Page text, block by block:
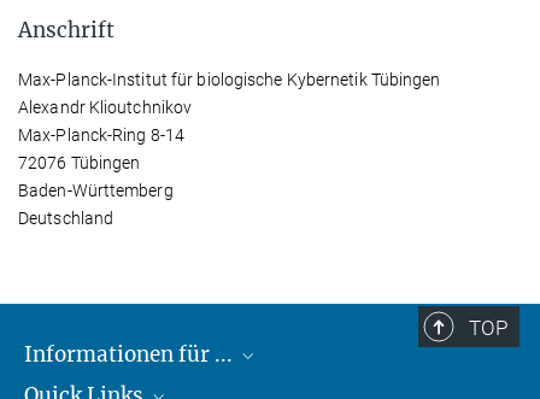
Anschrift
Max-Planck-Institut für biologische Kybernetik Tübingen
Alexandr Klioutchnikov
Max-Planck-Ring 8-14
72076 Tübingen
Baden-Württemberg
Deutschland
TOP
Informationen für ...